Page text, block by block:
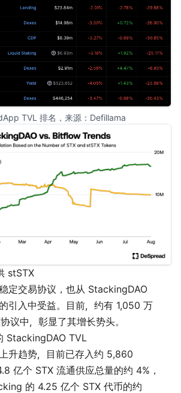
TVL 排名，来源： Defillama
stSTX
定交易协议，也从 StackingDAO
引入中受益。目前，约有 1,050 万
议中，彰显了其增长势头。
StackingDAO TVL
升趋势，目前已存入约 5,860
亿个 STX 流通供应总量的约 4%，
的 4.25 亿个 STX 代币的约